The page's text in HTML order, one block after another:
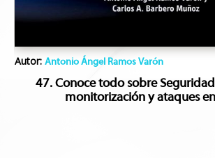
Autor:Antonio Ángel Ramos Varón
47. Conoce todo sobre
monitorización y ataques